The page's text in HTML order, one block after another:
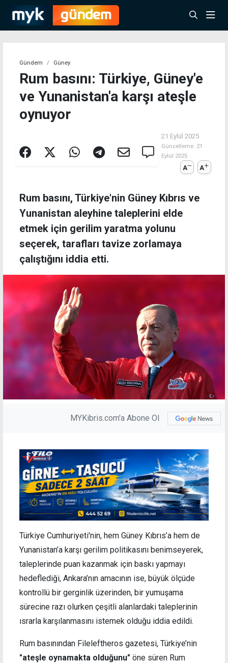
Gündem Güney
Rum basını: Türkiye, Güney'e
ve Yunanistan'a karşı ateşle
oynuyor
21 Eylül 2025
Güncelleme: 21
Eylül 2025
A A
Rum basını, Türkiye'nin Güney Kıbrıs ve
Yunanistan aleyhine taleplerini elde
etmek için gerilim yaratma yolunu
seçerek, tarafları tavize zorlamaya
çalıştığını iddia etti.
MYKibris.com'a Abone Ol
Türkiye Cumhuriyeti'nin, hem Güney Kıbrıs’a hem de
Yunanistan’a karşı gerilim politikasını benimseyerek,
taleplerinde puan kazanmak için baskı yapmayı
hedeflediği, Ankara’nın amacının ise, büyük ölçüde
kontrollü bir gerginlik üzerinden, bir yumuşama
sürecine razı olurken çeşitli alanlardaki taleplerinin
ısrarla karşılanmasını istemek olduğu iddia edildi.
Rum basınından Fileleftheros gazetesi, Türkiye’nin
"ateşle oynamakta olduğunu" öne süren Rum